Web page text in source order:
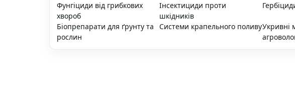
Фунгіциди від грибкових
хвороб
Інсектициди проти
шкідників
Біопрепарати для ґрунту та
рослин
Системи крапельного поливуУкривні